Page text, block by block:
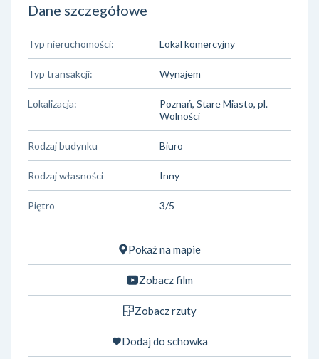
Dane szczegółowe
Typ nieruchomości: Lokal komercyjny
Typ transakcji: Wynajem
Lokalizacja:
Poznań, Stare Miasto, pl.
Wolności
Rodzaj budynku Biuro
Rodzaj własności Inny
Piętro 3/5
Pokaż na mapie
Zobacz film
Zobacz rzuty
Dodaj do schowka